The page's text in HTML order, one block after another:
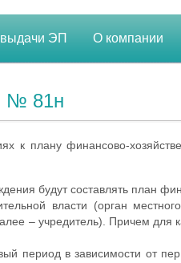
ЭП О компании
№ 81н
к плану финансово-
будут составлять план
власти (орган
– учредитель). Причем для
период в зависимости от